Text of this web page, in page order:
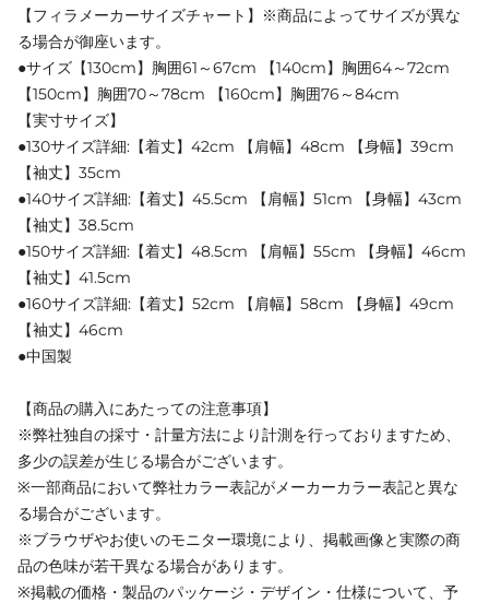
【フィラメーカーサイズチャート】※商品によってサイズが異な
る場合が御座います。
●サイズ【130cm】胸囲61～67cm 【140cm】胸囲64～72cm
【150cm】胸囲70～78cm 【160cm】胸囲76～84cm
【実寸サイズ】
●130サイズ詳細:【着丈】42cm 【肩幅】48cm 【身幅】39cm
【袖丈】35cm
●140サイズ詳細:【着丈】45.5cm 【肩幅】51cm 【身幅】43cm
【袖丈】38.5cm
●150サイズ詳細:【着丈】48.5cm 【肩幅】55cm 【身幅】46cm
【袖丈】41.5cm
●160サイズ詳細:【着丈】52cm 【肩幅】58cm 【身幅】49cm
【袖丈】46cm
●中国製
【商品の購入にあたっての注意事項】
※弊社独自の採寸・計量方法により計測を行っておりますため、
多少の誤差が生じる場合がございます。
※一部商品において弊社カラー表記がメーカーカラー表記と異な
る場合がございます。
※ブラウザやお使いのモニター環境により、掲載画像と実際の商
品の色味が若干異なる場合があります。
※掲載の価格・製品のパッケージ・デザイン・仕様について、予